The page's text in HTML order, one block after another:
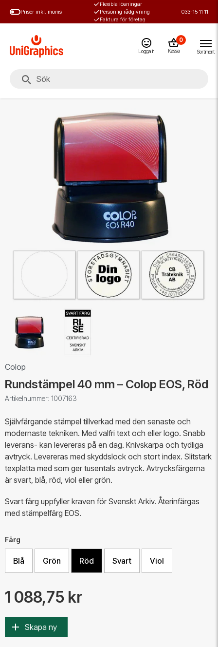
Priser inkl. moms
Flexibla lösningar
Personlig rådgivning
Faktura för företag
033-15 11 11
Logga in
0
Kassa Sortiment
Colop
Rundstämpel 40 mm – Colop EOS, Röd
Artikelnummer: 1007163
Självfärgande stämpel tillverkad med den senaste och
modernaste tekniken. Med valfri text och eller logo. Snabb
leverans- kan levereras på en dag. Knivskarpa och tydliga
avtryck. Levereras med skyddslock och stort index. Slitstark
texplatta med som ger tusentals avtryck. Avtrycksfärgerna
är svart, blå, röd, viol eller grön.
​Svart färg uppfyller kraven för Svenskt Arkiv. Återinfärgas
med stämpelfärg EOS.
Färg
Blå Grön Röd Svart Viol
1 088,75 kr
Skapa ny